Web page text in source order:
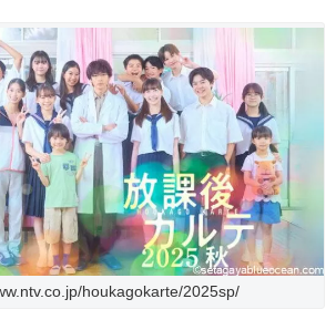
houkagokarte/2025sp/